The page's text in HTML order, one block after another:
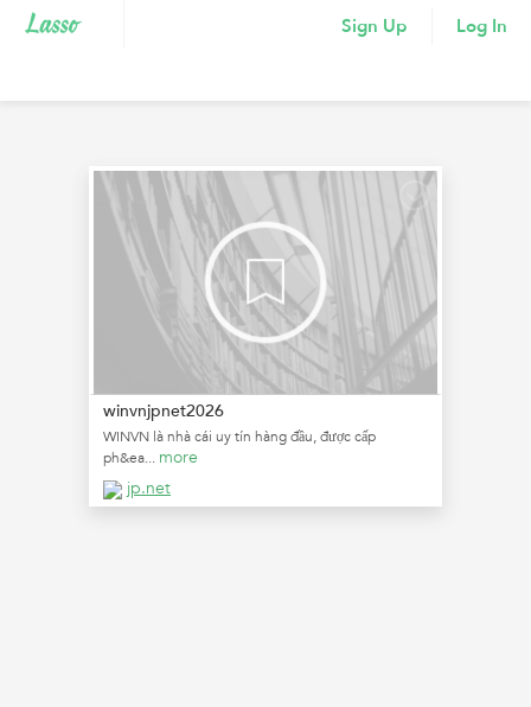
Sign Up Log In
winvnjpnet2026
WINVN là nhà cái uy tín hàng đầu, được cấp
ph&ea... more
jp.net